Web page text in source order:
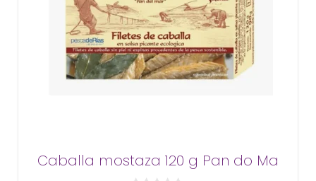
Caballa mostaza 120 g Pan do Ma